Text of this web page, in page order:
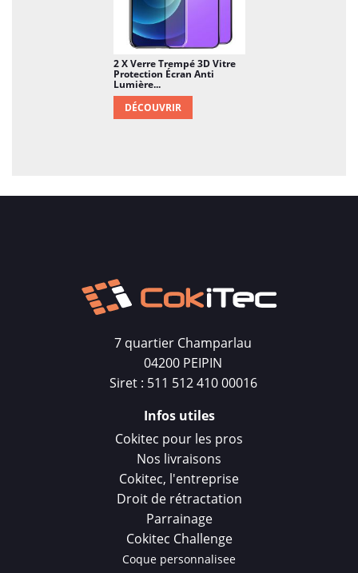
2 X Verre Trempé 3D Vitre
Protection Écran Anti
Lumière...
DÉCOUVRIR
7 quartier Champarlau
04200 PEIPIN
Siret : 511 512 410 00016
Infos utiles
Cokitec pour les pros
Nos livraisons
Cokitec, l'entreprise
Droit de rétractation
Parrainage
Cokitec Challenge
Coque personnalisee